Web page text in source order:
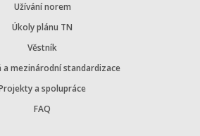
Užívání norem
Úkoly plánu TN
Věstník
a mezinárodní standardizace
a spolupráce
FAQ